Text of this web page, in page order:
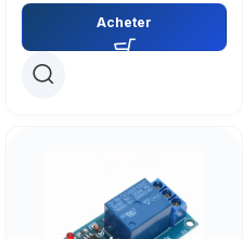
Acheter